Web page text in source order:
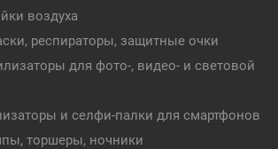
воздуха
респираторы, защитные очки
для фото-, видео- и световой
и селфи-палки для смартфонов
торшеры, ночники